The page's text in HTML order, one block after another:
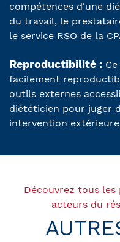
compétences d'une
du travail, le
le service RSO de la
Reproductibilité :
facilement
outils externes
diététicien pour juger
intervention
Découvrez tous
acteurs du